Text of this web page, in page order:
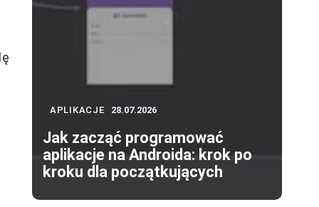
APLIKACJE 28.07.2026
Jak zacząć programować
aplikacje na Androida: krok po
kroku dla początkujących